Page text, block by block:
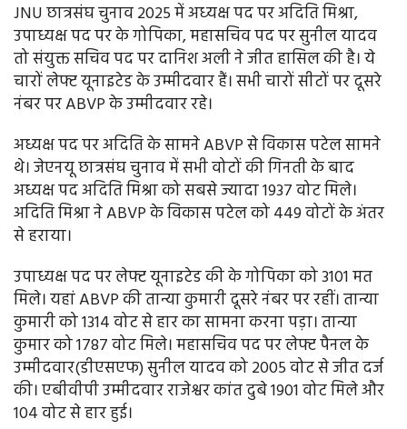
JNU छात्रसंघ चुनाव 2025 में अध्‍यक्ष पद पर अदिति मिश्रा,
उपाध्यक्ष पद पर के गोपिका, महासचिव पद पर सुनील यादव
तो संयुक्त सचिव पद पर दानिश अली ने जीत हासिल की है। ये
चारों लेफ्ट यूनाइटेड के उम्मीदवार हैं। सभी चारों सीटों पर दूसरे
नंबर पर ABVP के उम्मीदवार रहे।
अध्यक्ष पद पर अदिति के सामने ABVP से विकास पटेल सामने
थे। जेएनयू छात्रसंघ चुनाव में सभी वोटों की गिनती के बाद
अध्यक्ष पद अदिति मिश्रा को सबसे ज्यादा 1937 वोट मिले।
अदिति मिश्रा ने ABVP के विकास पटेल को 449 वोटों के अंतर
से हराया।
उपाध्यक्ष पद पर लेफ्ट यूनाइटेड की के गोपिका को 3101 मत
मिले। यहां ABVP की तान्या कुमारी दूसरे नंबर पर रहीं। तान्या
कुमारी को 1314 वोट से हार का सामना करना पड़ा। तान्या
कुमार को 1787 वोट मिले। महासचिव पद पर लेफ्ट पैनल के
उम्मीदवार(डीएसएफ) सुनील यादव को 2005 वोट से जीत दर्ज
की। एबीवीपी उम्मीदवार राजेश्वर कांत दुबे 1901 वोट मिले और
104 वोट से हार हुई।